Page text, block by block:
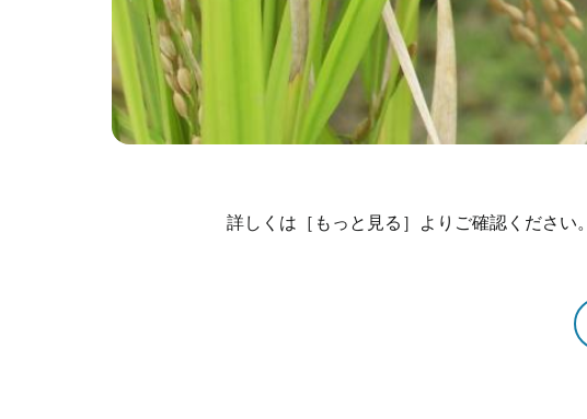
詳しくは［もっと見る］よりご確認ください。